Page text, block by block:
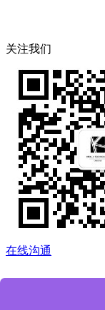
关注我们
在线沟通